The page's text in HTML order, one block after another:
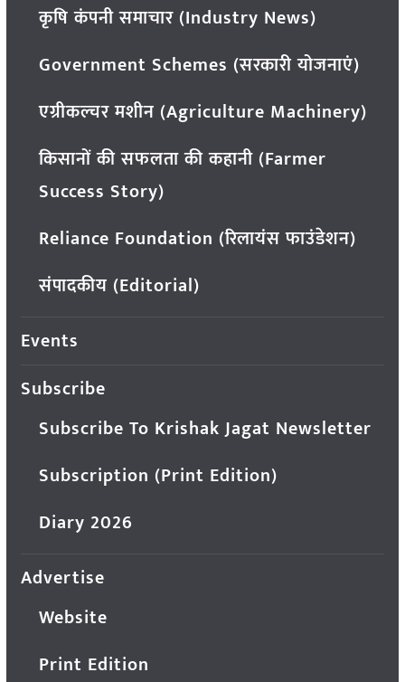
कृषि कंपनी समाचार (Industry News)
Government Schemes (सरकारी योजनाएं)
एग्रीकल्चर मशीन (Agriculture Machinery)
किसानों की सफलता की कहानी (Farmer
Success Story)
Reliance Foundation (रिलायंस फाउंडेशन)
संपादकीय (Editorial)
Events
Subscribe
Subscribe To Krishak Jagat Newsletter
Subscription (Print Edition)
Diary 2026
Advertise
Website
Print Edition